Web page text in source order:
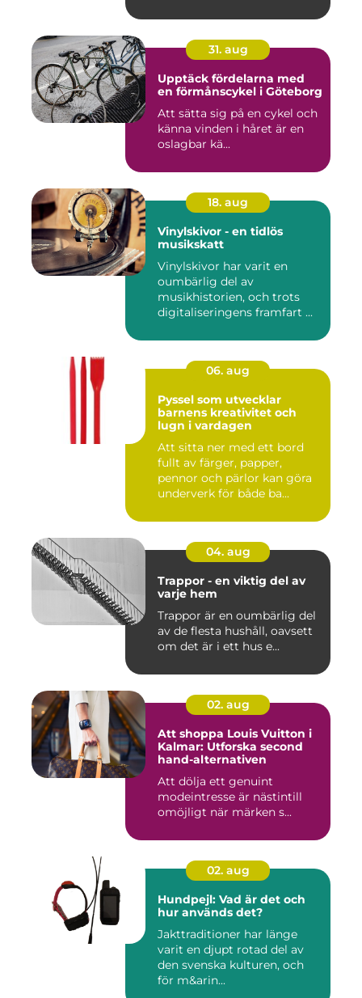
31. aug
Upptäck fördelarna med
en förmånscykel i Göteborg
Att sätta sig på en cykel och
känna vinden i håret är en
oslagbar kä...
18. aug
Vinylskivor - en tidlös
musikskatt
Vinylskivor har varit en
oumbärlig del av
musikhistorien, och trots
digitaliseringens framfart ...
06. aug
Pyssel som utvecklar
barnens kreativitet och
lugn i vardagen
Att sitta ner med ett bord
fullt av färger, papper,
pennor och pärlor kan göra
underverk för både ba...
04. aug
Trappor - en viktig del av
varje hem
Trappor är en oumbärlig del
av de flesta hushåll, oavsett
om det är i ett hus e...
02. aug
Att shoppa Louis Vuitton i
Kalmar: Utforska second
hand-alternativen
Att dölja ett genuint
modeintresse är nästintill
omöjligt när märken s...
02. aug
Hundpejl: Vad är det och
hur används det?
Jakttraditioner har länge
varit en djupt rotad del av
den svenska kulturen, och
för m&arin...